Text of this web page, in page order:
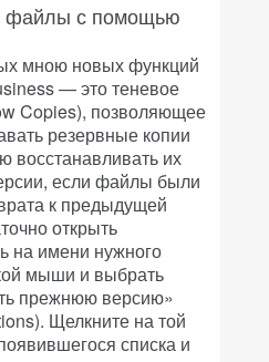
файлы с помощью
мною новых функций
— это теневое
Copies), позволяющее
резервные копии
восстанавливать их
если файлы были
к предыдущей
открыть
на имени нужного
мыши и выбрать
прежнюю версию»
Щелкните на той
списка и